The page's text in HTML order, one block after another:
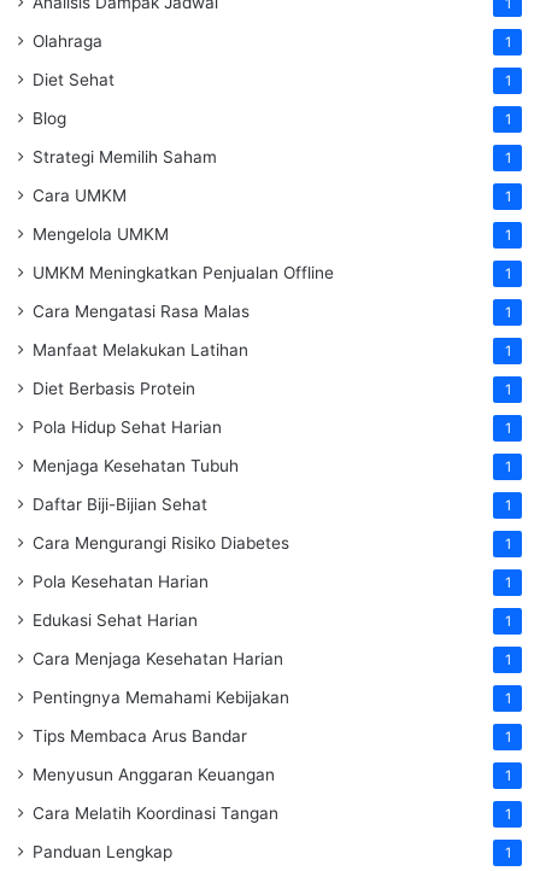
1
Olahraga 1
Diet Sehat 1
Blog 1
Strategi Memilih Saham 1
Cara UMKM 1
Mengelola UMKM 1
UMKM Meningkatkan Penjualan Offline 1
Cara Mengatasi Rasa Malas 1
Manfaat Melakukan Latihan 1
Diet Berbasis Protein 1
Pola Hidup Sehat Harian 1
Menjaga Kesehatan Tubuh 1
Daftar Biji-Bijian Sehat 1
Cara Mengurangi Risiko Diabetes 1
Pola Kesehatan Harian 1
Edukasi Sehat Harian 1
Cara Menjaga Kesehatan Harian 1
Pentingnya Memahami Kebijakan 1
Tips Membaca Arus Bandar 1
Menyusun Anggaran Keuangan 1
Cara Melatih Koordinasi Tangan 1
Panduan Lengkap 1